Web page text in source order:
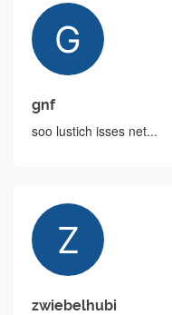
gnf
soo lustich isses net...
zwiebelhubi